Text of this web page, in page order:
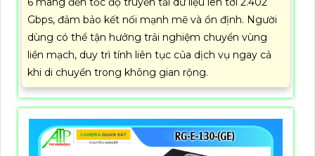
Gbps, đảm bảo kết nối mạnh mẽ và ổn định. Người
dùng có thể tận hưởng trải nghiệm chuyển vùng
liền mạch, duy trì tính liên tục của dịch vụ ngay cả
khi di chuyển trong không gian rộng.